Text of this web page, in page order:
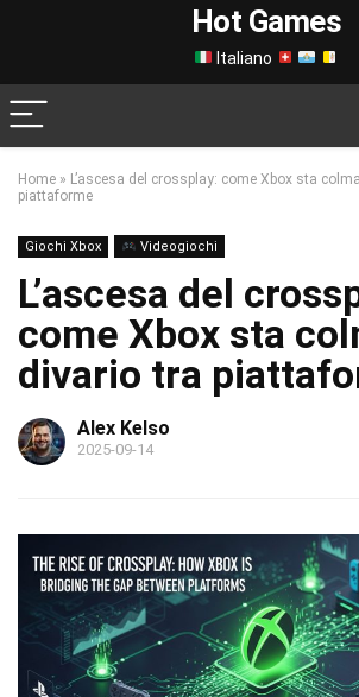
Hot Games
Italiano
Home » L’ascesa del crossplay: come Xbox sta
piattaforme
Giochi Xbox Videogiochi
L’ascesa del
come Xbox sta
divario tra
Alex Kelso
2025-09-14